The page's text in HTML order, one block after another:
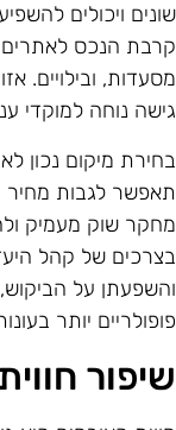
ויכולים
הנכס לאתרים
ובילויים.
נוחה למוקדי
מיקום נכון
לגבות מחיר
שוק מעמיק
של קהל
על הביקוש,
יותר